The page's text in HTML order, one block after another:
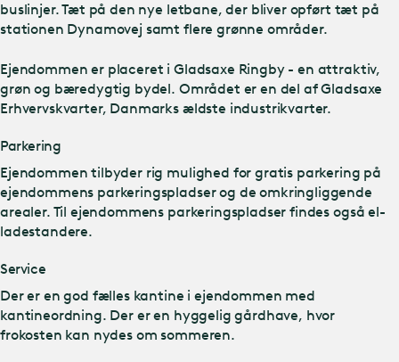
buslinjer. Tæt på den nye letbane, der bliver opført tæt på
stationen Dynamovej samt flere grønne områder.
Ejendommen er placeret i Gladsaxe Ringby - en attraktiv,
grøn og bæredygtig bydel. Området er en del af Gladsaxe
Erhvervskvarter, Danmarks ældste industrikvarter.
Parkering
Ejendommen tilbyder rig mulighed for gratis parkering på
ejendommens parkeringspladser og de omkringliggende
arealer. Til ejendommens parkeringspladser findes også el-
ladestandere.
Service
Der er en god fælles kantine i ejendommen med
kantineordning. Der er en hyggelig gårdhave, hvor
frokosten kan nydes om sommeren.